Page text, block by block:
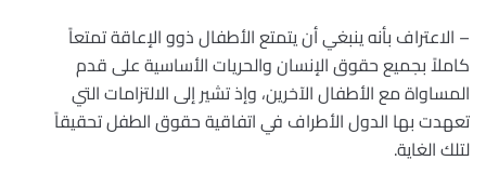
– الاعتراف بأنه ينبغي أن يتمتع الأطفال ذوو الإعاقة تمتعاً
كاملاً بجميع حقوق الإنسان والحريات الأساسية على قدم
المساواة مع الأطفال الآخرين، وإذ تشير إلى الالتزامات التي
تعهدت بها الدول الأطراف في اتفاقية حقوق الطفل تحقيقاً
لتلك الغاية.